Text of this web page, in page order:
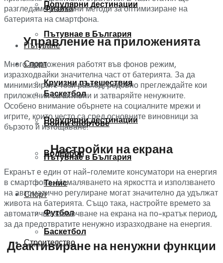
Физика
Пътуване
Круизни пътешествия
Популярни дестинации
Пътувнае в България
Спорт
Баскетбол
Популярни дестинации
Пътувнае в България
Спорт
Баскетбол
Бойни спортове
Волейбол
Тенис
Футбол
Строителство
разгледаме различни методи за оптимизиране на
батерията на смартфона.
Управление на приложенията
Много приложения работят във фонов режим,
изразходвайки значителна част от батерията. За да
минимизирате този разход, редовно преглеждайте кои
приложения са активни и затваряйте ненужните.
Особено внимание обърнете на социалните мрежи и
игрите, които често са сред основните виновници за
бързото й изтощаване.
Настройки на екрана
Екранът е един от най-големите консуматори на енергия
в смартфона. Намаляването на яркостта и използването
на автоматично регулиране могат значително да удължат
живота на батерията. Също така, настройте времето за
автоматично заключване на екрана на по-кратък период,
за да предотвратите ненужно изразходване на енергия.
Деактивиране на ненужни функции